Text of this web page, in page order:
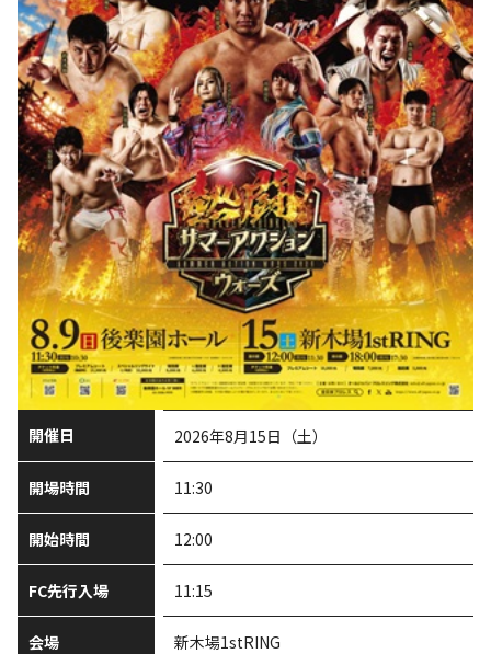
開催日 2026年8月15日（土）
開場時間 11:30
開始時間 12:00
FC先行入場 11:15
会場 新木場1stRING